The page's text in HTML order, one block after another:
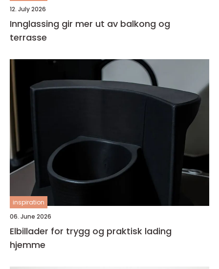
12. July 2026
Innglassing gir mer ut av balkong og
terrasse
inspiration
06. June 2026
Elbillader for trygg og praktisk lading
hjemme